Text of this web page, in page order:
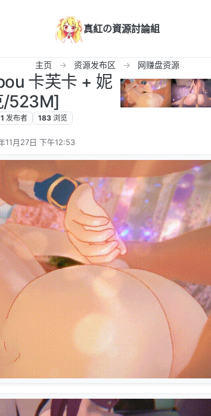
真紅の資源討論組
主页 资源发布区 网赚盘资源
卡芙卡 + 妮
/523M]
1 发布者 183 浏览
11月27日 下午12:53